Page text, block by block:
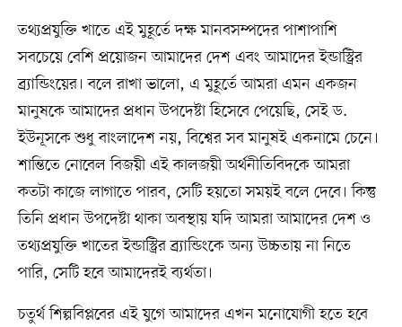
তথ্যপ্রযুক্তি খাতে এই মুহূর্তে দক্ষ মানবসম্পদের পাশাপাশি
সবচেয়ে বেশি প্রয়োজন আমাদের দেশ এবং আমাদের ইন্ডাস্ট্রির
ব্র্যান্ডিংয়ের। বলে রাখা ভালো, এ মুহূর্তে আমরা এমন একজন
মানুষকে আমাদের প্রধান উপদেষ্টা হিসেবে পেয়েছি, সেই ড.
ইউনূসকে শুধু বাংলাদেশ নয়, বিশ্বের সব মানুষই একনামে চেনে।
শান্তিতে নোবেল বিজয়ী এই কালজয়ী অর্থনীতিবিদকে আমরা
কতটা কাজে লাগাতে পারব, সেটি হয়তো সময়ই বলে দেবে। কিন্তু
তিনি প্রধান উপদেষ্টা থাকা অবস্থায় যদি আমরা আমাদের দেশ ও
তথ্যপ্রযুক্তি খাতের ইন্ডাস্ট্রির ব্র্যান্ডিংকে অন্য উচ্চতায় না নিতে
পারি, সেটি হবে আমাদেরই ব্যর্থতা।
চতুর্থ শিল্পবিপ্লবের এই যুগে আমাদের এখন মনোযোগী হতে হবে